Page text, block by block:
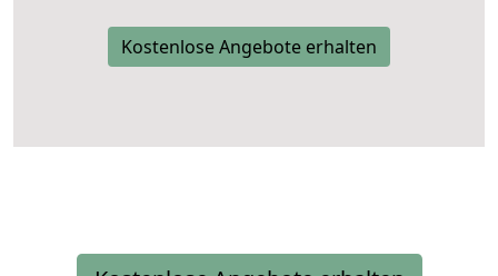
Kostenlose Angebote erhalten